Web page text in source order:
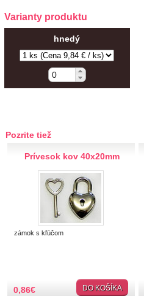
Vrecúška
Tašky, ruksaky
Kabelky
Kravaty, motýliky
Traky, opasky
Motorkárske doplnky
Zipsy, spony
Šatky, opasky, doplnky
Šatky 50x50cm
Šatky 70x70cm
Šatky 100x100cm
Varianty produktu
hnedý
Pozrite tiež
Prívesok kov 40x20mm
zámok s kľúčom
0,86€ DO KOŠÍKA